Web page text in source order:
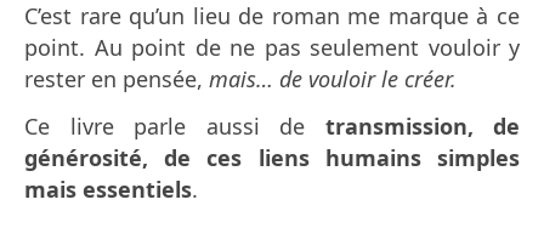
C’est rare qu’un lieu de roman me marque à ce
point. Au point de ne pas seulement vouloir y
rester en pensée, mais… de vouloir le créer.
Ce livre parle aussi de transmission, de
générosité, de ces liens humains simples
mais essentiels.